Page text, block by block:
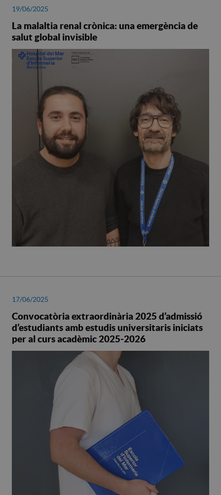
19/06/2025
La malaltia renal crònica: una emergència de
salut global invisible
17/06/2025
Convocatòria extraordinària 2025 d’admissió
d’estudiants amb estudis universitaris iniciats
per al curs acadèmic 2025-2026